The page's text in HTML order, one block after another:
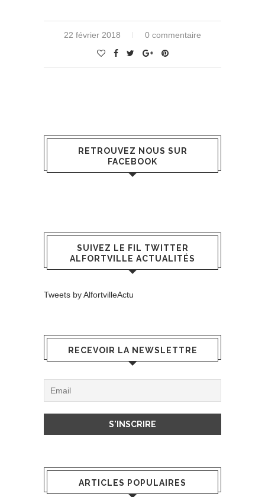
22 février 2018 0 commentaire
RETROUVEZ NOUS SUR
FACEBOOK
SUIVEZ LE FIL TWITTER
ALFORTVILLE ACTUALITÉS
Tweets by AlfortvilleActu
RECEVOIR LA NEWSLETTRE
ARTICLES POPULAIRES